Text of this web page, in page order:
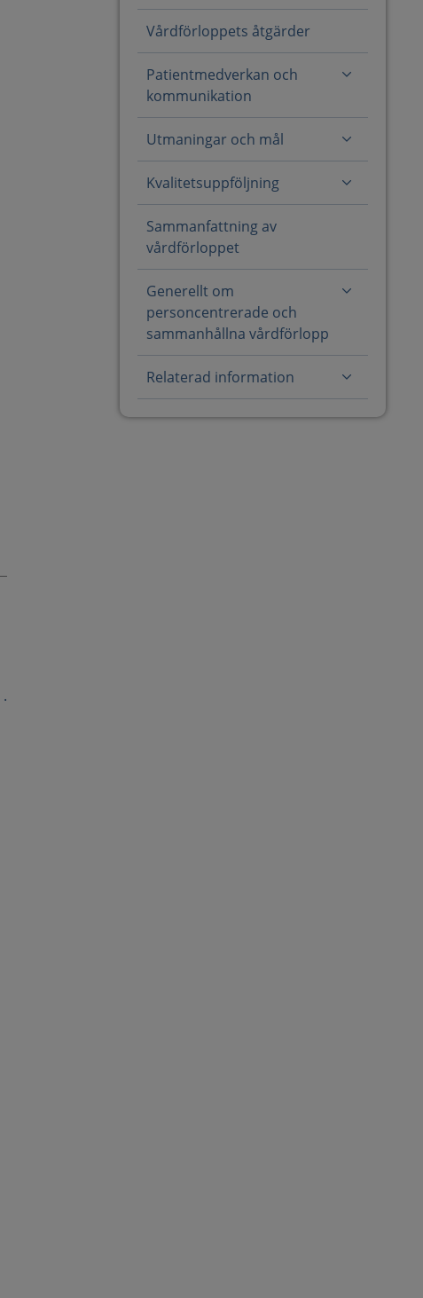
.
Vårdförloppets åtgärder
Patientmedverkan och
kommunikation
Utmaningar och mål
Kvalitetsuppföljning
Sammanfattning av
vårdförloppet
Generellt om
personcentrerade och
sammanhållna vårdförlopp
Relaterad information